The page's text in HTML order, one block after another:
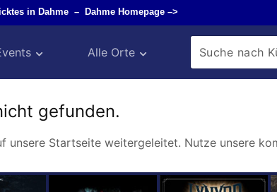
in Dahme – Dahme Homepage –>